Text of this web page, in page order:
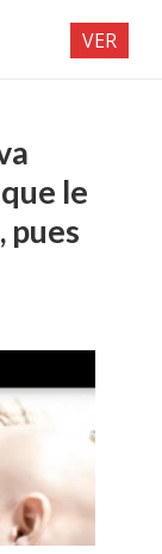
le
pues
VER